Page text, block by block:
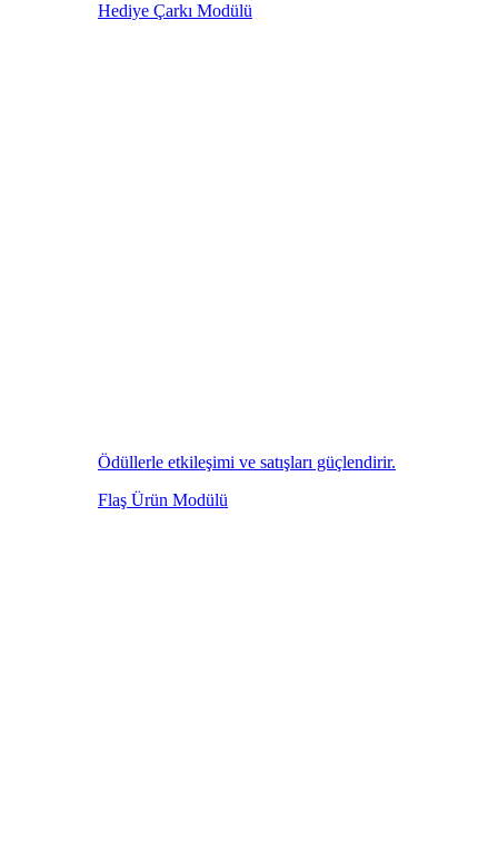
Hediye Çarkı Modülü
Ödüllerle etkileşimi ve satışları güçlendirir.
Flaş Ürün Modülü